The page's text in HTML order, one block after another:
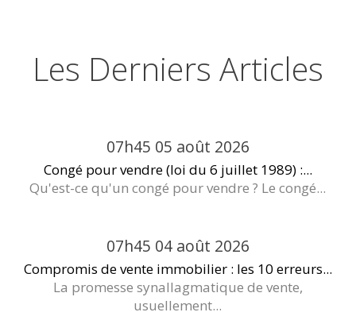
Les Derniers Articles
07h45 05 août 2026
Congé pour vendre (loi du 6 juillet 1989) :...
Qu'est-ce qu'un congé pour vendre ? Le congé...
07h45 04 août 2026
Compromis de vente immobilier : les 10 erreurs...
La promesse synallagmatique de vente,
usuellement...